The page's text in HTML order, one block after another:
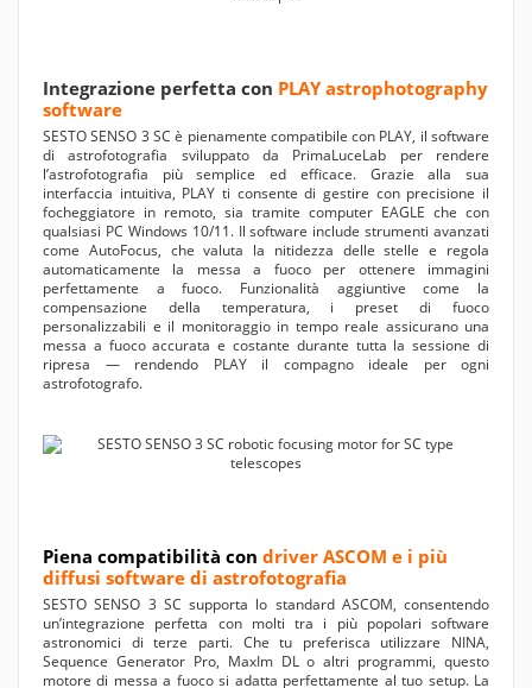
Integrazione perfetta con PLAY astrophotography
software
SESTO SENSO 3 SC è pienamente compatibile con PLAY, il software
di astrofotografia sviluppato da PrimaLuceLab per rendere
l’astrofotografia più semplice ed efficace. Grazie alla sua
interfaccia intuitiva, PLAY ti consente di gestire con precisione il
focheggiatore in remoto, sia tramite computer EAGLE che con
qualsiasi PC Windows 10/11. Il software include strumenti avanzati
come AutoFocus, che valuta la nitidezza delle stelle e regola
automaticamente la messa a fuoco per ottenere immagini
perfettamente a fuoco. Funzionalità aggiuntive come la
compensazione della temperatura, i preset di fuoco
personalizzabili e il monitoraggio in tempo reale assicurano una
messa a fuoco accurata e costante durante tutta la sessione di
ripresa — rendendo PLAY il compagno ideale per ogni
astrofotografo.
Piena compatibilità con driver ASCOM e i più
diffusi software di astrofotografia
SESTO SENSO 3 SC supporta lo standard ASCOM, consentendo
un’integrazione perfetta con molti tra i più popolari software
astronomici di terze parti. Che tu preferisca utilizzare NINA,
Sequence Generator Pro, MaxIm DL o altri programmi, questo
motore di messa a fuoco si adatta perfettamente al tuo setup. La